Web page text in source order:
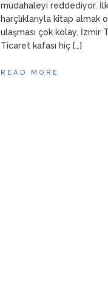
müdahaleyi reddediyor.
harçlıklarıyla kitap almak
ulaşması çok kolay. İzmir
Ticaret kafası hiç […]
READ MORE